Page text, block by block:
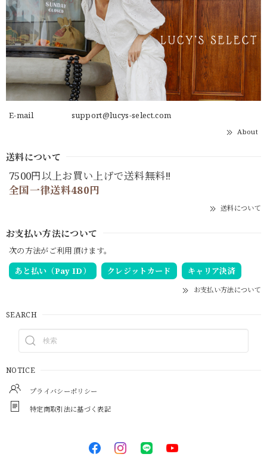
E-mail support@lucys-select.com
About
送料について
7500円以上お買い上げで送料無料‼
全国一律送料480円
送料について
お支払い方法について
次の方法がご利用頂けます。
あと払い（Pay ID）
クレジットカード キャリア決済
お支払い方法について
SEARCH
NOTICE
プライバシーポリシー
特定商取引法に基づく表記